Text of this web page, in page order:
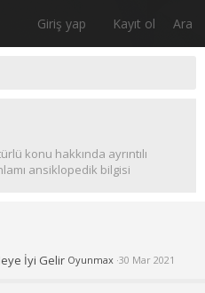
Giriş yap Kayıt ol Ara
konu hakkında ayrıntılı
ansiklopedik bilgisi
İyi Gelir Oyunmax 30 Mar 2021